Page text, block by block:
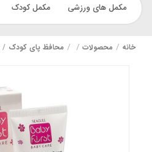
مکمل های ورزشی مکمل کودک
خانه محصولات محافظ پای کودک